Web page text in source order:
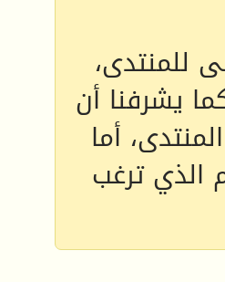
للمنتدى،
يشرفنا أن
أما
الذي ترغب